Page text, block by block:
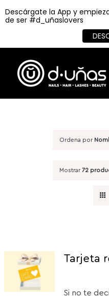
contenido
Ordena por
Mostrar72
Tarjeta
Si no te
Descárgate la App y
de ser #d_uñaslovers